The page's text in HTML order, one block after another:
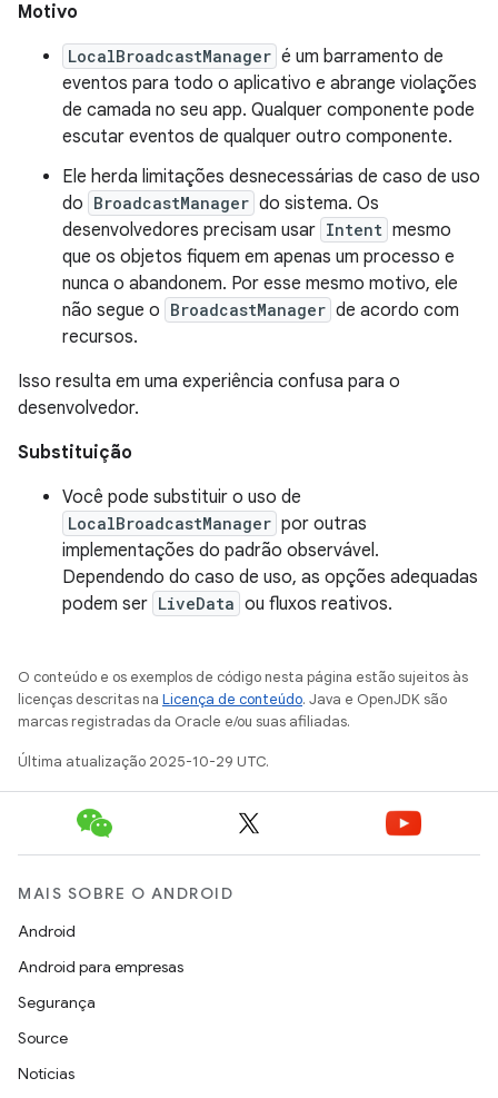
Motivo
LocalBroadcastManager é um barramento de
eventos para todo o aplicativo e abrange violações
de camada no seu app. Qualquer componente pode
escutar eventos de qualquer outro componente.
Ele herda limitações desnecessárias de caso de uso
do BroadcastManager do sistema. Os
desenvolvedores precisam usar Intent mesmo
que os objetos fiquem em apenas um processo e
nunca o abandonem. Por esse mesmo motivo, ele
não segue o BroadcastManager de acordo com
recursos.
Isso resulta em uma experiência confusa para o
desenvolvedor.
Substituição
Você pode substituir o uso de
LocalBroadcastManager por outras
implementações do padrão observável.
Dependendo do caso de uso, as opções adequadas
podem ser LiveData ou fluxos reativos.
O conteúdo e os exemplos de código nesta página estão sujeitos às
licenças descritas na Licença de conteúdo. Java e OpenJDK são
marcas registradas da Oracle e/ou suas afiliadas.
Última atualização 2025-10-29 UTC.
MAIS SOBRE O ANDROID
Android
Android para empresas
Segurança
Source
Notícias